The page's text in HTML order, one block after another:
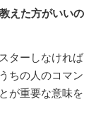
えた方がいいの
ターしなければ
ちの人のコマン
が重要な意味を